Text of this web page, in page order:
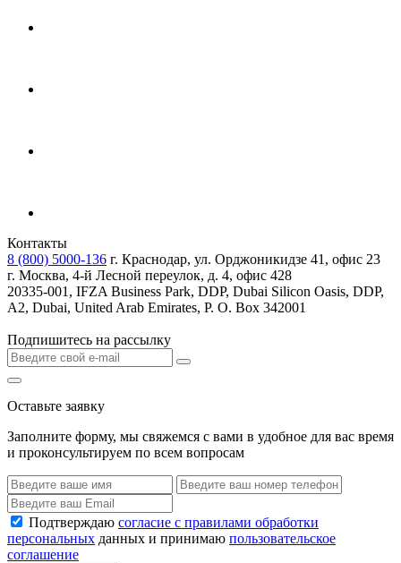
Контакты
8 (800) 5000-136 г. Краснодар, ул. Орджоникидзе 41, офис 23
г. Москва, 4-й Лесной переулок, д. 4, офис 428
20335-001, IFZA Business Park, DDP, Dubai Silicon Oasis, DDP,
A2, Dubai, United Arab Emirates, P. O. Box 342001
Подпишитесь на рассылку
Оставьте заявку
Заполните форму, мы свяжемся с вами в удобное для вас время
и проконсультируем по всем вопросам
Подтверждаю согласие с правилами обработки
персональных данных и принимаю пользовательское
соглашение